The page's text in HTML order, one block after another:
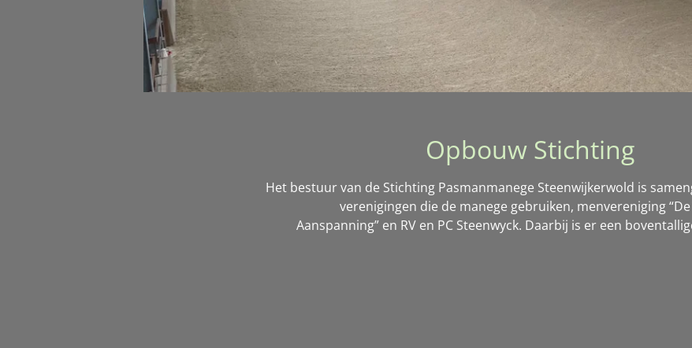
Opbouw Stichting
Het bestuur van de Stichting Pasmanmanege Steenwijkerwold is
verenigingen die de manege gebruiken, menvereniging
Aanspanning” en RV en PC Steenwyck. Daarbij is er een